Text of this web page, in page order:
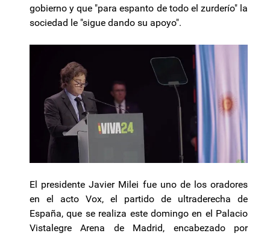
gobierno y que "para espanto de todo el zurderío" la
sociedad le "sigue dando su apoyo".
El presidente Javier Milei fue uno de los oradores
en el acto Vox, el partido de ultraderecha de
España, que se realiza este domingo en el Palacio
Vistalegre Arena de Madrid, encabezado por